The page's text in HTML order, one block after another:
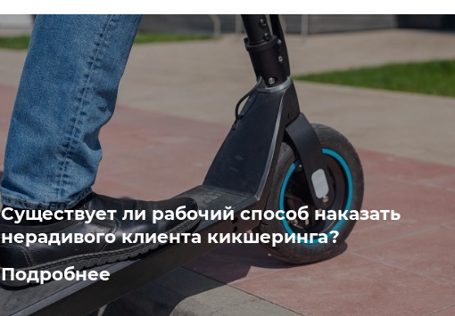
Существует ли рабочий способ наказать
нерадивого клиента кикшеринга?
Подробнее